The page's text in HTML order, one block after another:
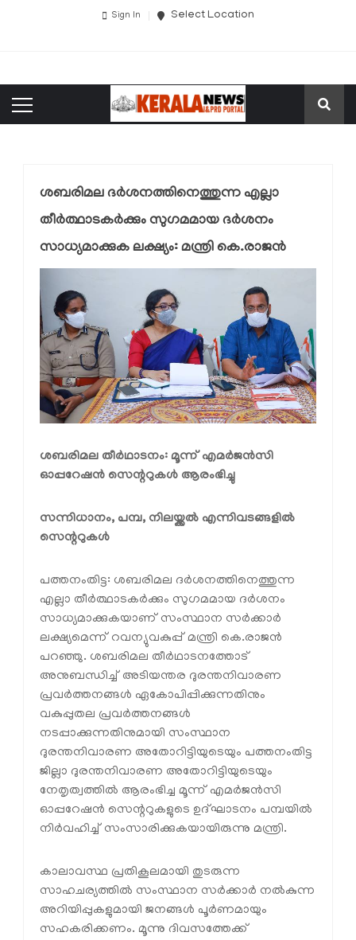
Sign In Select Location
ശബരിമല ദര്‍ശനത്തിനെത്തുന്ന എല്ലാ
തീര്‍ത്ഥാടകര്‍ക്കും സുഗമമായ ദര്‍ശനം
സാധ്യമാക്കുക ലക്ഷ്യം: മന്ത്രി കെ.രാജന്‍
ശബരിമല തീര്‍ഥാടനം: മൂന്ന് എമര്‍ജന്‍സി
ഓപ്പറേഷന്‍ സെന്ററുകള്‍ ആരംഭിച്ചു
സന്നിധാനം, പമ്പ, നിലയ്ക്കല്‍ എന്നിവടങ്ങളില്‍
സെന്ററുകള്‍
പത്തനംതിട്ട: ശബരിമല ദര്‍ശനത്തിനെത്തുന്ന
എല്ലാ തീര്‍ത്ഥാടകര്‍ക്കും സുഗമമായ ദര്‍ശനം
സാധ്യമാക്കുകയാണ് സംസ്ഥാന സര്‍ക്കാര്‍
ലക്ഷ്യമെന്ന് റവന്യുവകുപ്പ് മന്ത്രി കെ.രാജന്‍
പറഞ്ഞു. ശബരിമല തീര്‍ഥാടനത്തോട്
അനുബന്ധിച്ച് അടിയന്തര ദുരന്തനിവാരണ
പ്രവര്‍ത്തനങ്ങള്‍ ഏകോപിപ്പിക്കുന്നതിനും
വകുപ്പുതല പ്രവര്‍ത്തനങ്ങള്‍
നടപ്പാക്കുന്നതിനുമായി സംസ്ഥാന
ദുരന്തനിവാരണ അതോറിട്ടിയുടെയും പത്തനംതിട്ട
ജില്ലാ ദുരന്തനിവാരണ അതോറിട്ടിയുടെയും
നേതൃത്വത്തില്‍ ആരംഭിച്ച മൂന്ന് എമര്‍ജന്‍സി
ഓപ്പറേഷന്‍ സെന്ററുകളുടെ ഉദ്ഘാടനം പമ്പയില്‍
നിര്‍വഹിച്ച് സംസാരിക്കുകയായിരുന്നു മന്ത്രി.
കാലാവസ്ഥ പ്രതികൂലമായി തുടരുന്ന
സാഹചര്യത്തില്‍ സംസ്ഥാന സര്‍ക്കാര്‍ നല്‍കുന്ന
അറിയിപ്പുകളുമായി ജനങ്ങള്‍ പൂര്‍ണമായും
സഹകരിക്കണം. മൂന്നു ദിവസത്തേക്ക്